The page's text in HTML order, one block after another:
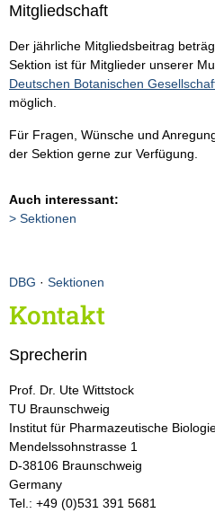
Mitgliedschaft
Der jährliche Mitgliedsbeitrag
Sektion ist für Mitglieder unserer
Deutschen Botanischen
möglich.
Für Fragen, Wünsche und
der Sektion gerne zur Verfügung.
Auch interessant:
Sektionen
DBG · Sektionen
Kontakt
Sprecherin
Prof. Dr. Ute Wittstock
TU Braunschweig
Institut für Pharmazeutische
Mendelssohnstrasse 1
D-38106 Braunschweig
Germany
Tel.: +49 (0)531 391 5681